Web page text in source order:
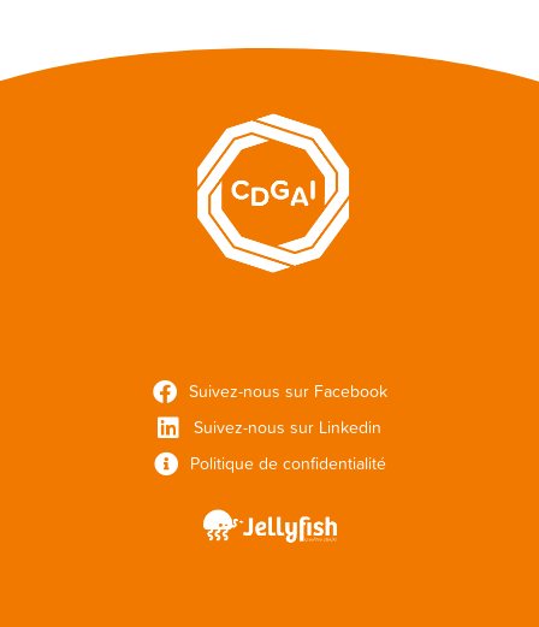
Suivez-nous sur Facebook
Suivez-nous sur Linkedin
Politique de confidentialité